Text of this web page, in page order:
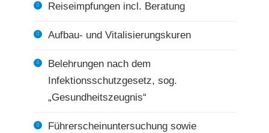
Reiseimpfungen incl. Beratung
Aufbau- und Vitalisierungskuren
Belehrungen nach dem
Infektionsschutzgesetz, sog.
„Gesundheitszeugnis“
Führerscheinuntersuchung sowie